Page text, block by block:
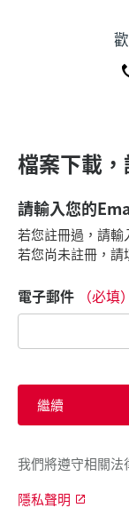
檔案下載
請輸入您的
若您註冊過，請輸
若您尚未註冊，請
電子郵件 （必填）
繼續
我們將遵守相關法
隱私聲明